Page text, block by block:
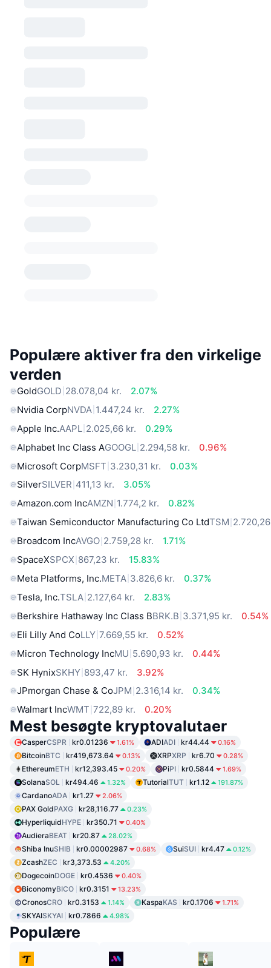
Populære aktiver fra den virkelige
verden
GoldGOLD 28.078,04 kr.
2.07%
Nvidia CorpNVDA 1.447,24 kr.
2.27%
Apple Inc.AAPL 2.025,66 kr.
0.29%
Alphabet Inc Class AGOOGL 2.294,58 kr.
0.96%
Microsoft CorpMSFT 3.230,31 kr.
0.03%
SilverSILVER 411,13 kr.
3.05%
Amazon.com IncAMZN 1.774,2 kr.
0.82%
Taiwan Semiconductor Manufacturing Co LtdTSM
Broadcom IncAVGO 2.759,28 kr.
1.71%
SpaceXSPCX 867,23 kr.
15.83%
Meta Platforms, Inc.META 3.826,6 kr.
0.37%
Tesla, Inc.TSLA 2.127,64 kr.
2.83%
Berkshire Hathaway Inc Class BBRK.B 3.371,95 kr.
0.54%
Eli Lilly And CoLLY 7.669,55 kr.
0.52%
Micron Technology IncMU 5.690,93 kr.
0.44%
SK HynixSKHY 893,47 kr.
3.92%
JPmorgan Chase & CoJPM 2.316,14 kr.
0.34%
Walmart IncWMT 722,89 kr. 0.20%
Mest besøgte kryptovalutaer
CasperCSPR kr0.01236 1.61% ADIADI kr44.44 0.16%
BitcoinBTC kr419,673.64 0.13% XRPXRP kr6.70 0.28%
EthereumETH kr12,393.45 0.20% PiPI kr0.5844 1.69%
SolanaSOL kr494.46 1.32% TutorialTUT kr1.12 191.87%
CardanoADA kr1.27 2.06%
PAX GoldPAXG kr28,116.77 0.23%
HyperliquidHYPE kr350.71 0.40%
AudieraBEAT kr20.87 28.02%
Shiba InuSHIB kr0.00002987 0.68% SuiSUI kr4.47 0.12%
ZcashZEC kr3,373.53 4.20%
DogecoinDOGE kr0.4536 0.40%
BiconomyBICO kr0.3151 13.23%
CronosCRO kr0.3153 1.14% KaspaKAS kr0.1706 1.71%
SKYAISKYAI kr0.7866 4.98%
Populære